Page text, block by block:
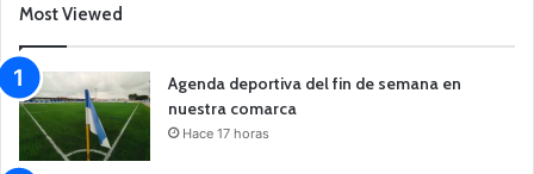
Most Viewed
Agenda deportiva del fin de semana en
nuestra comarca
Hace 17 horas